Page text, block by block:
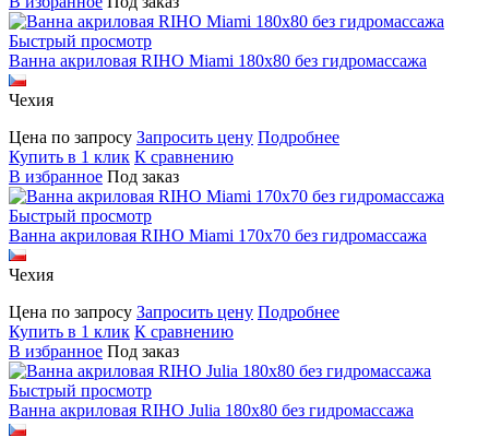
Быстрый просмотр
Ванна акриловая RIHO Miami 180x80 без гидромассажа
Чехия
Цена по запросу Запросить цену Подробнее
Купить в 1 клик К сравнению
В избранное Под заказ
Быстрый просмотр
Ванна акриловая RIHO Miami 170x70 без гидромассажа
Чехия
Цена по запросу Запросить цену Подробнее
Купить в 1 клик К сравнению
В избранное Под заказ
Быстрый просмотр
Ванна акриловая RIHO Julia 180x80 без гидромассажа